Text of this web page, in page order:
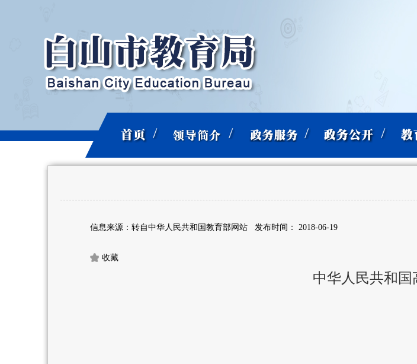
信息来源：转自中华人民共和国教育部网站 发布时间： 2018-06-19
收藏
中华人民共和国